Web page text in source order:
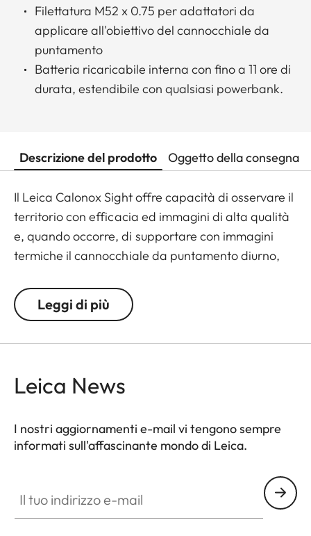
Filettatura M52 x 0.75 per adattatori da
applicare all'obiettivo del cannocchiale da
puntamento
Batteria ricaricabile interna con fino a 11 ore di
durata, estendibile con qualsiasi powerbank.
Descrizione del prodotto Oggetto della consegna
Il Leica Calonox Sight offre capacità di osservare il
territorio con efficacia ed immagini di alta qualità
e, quando occorre, di supportare con immagini
termiche il cannocchiale da puntamento diurno,
Attenzione: si prega di osservare la legislazione
Leggi di più
Leica News
I nostri aggiornamenti e-mail vi tengono sempre
informati sull'affascinante mondo di Leica.